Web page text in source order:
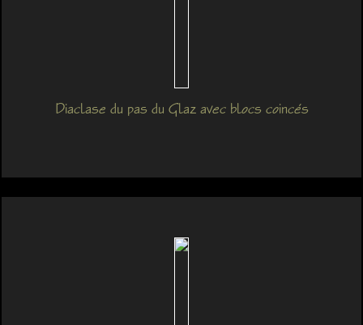
Diaclase du pas du Glaz avec blocs coincés